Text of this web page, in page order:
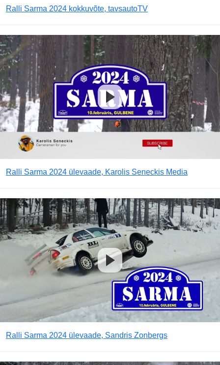
Ralli Sarma 2024 kokkuvõte, tavsautoTV
Ralli Sarma 2024 ülevaade, Karolis Seneckis Media
Ralli Sarma 2024 ülevaade, Sandris Zonbergs